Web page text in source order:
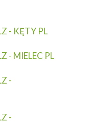
- KĘTY PL
- MIELEC PL
-
-